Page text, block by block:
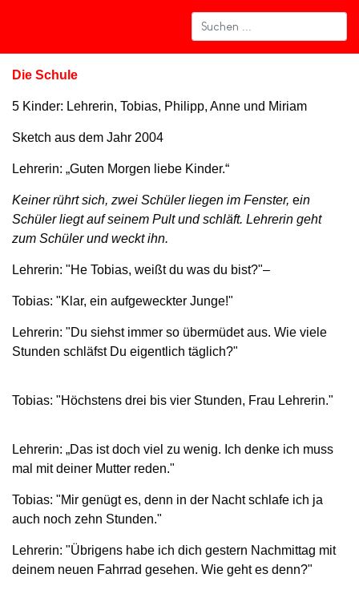
Die Schule
5 Kinder: Lehrerin, Tobias, Philipp, Anne und Miriam
Sketch aus dem Jahr 2004
Lehrerin: „Guten Morgen liebe Kinder.“
Keiner rührt sich, zwei Schüler liegen im Fenster, ein
Schüler liegt auf seinem Pult und schläft. Lehrerin geht
zum Schüler und weckt ihn.
Lehrerin: "He Tobias, weißt du was du bist?"–
Tobias: "Klar, ein aufgeweckter Junge!"
Lehrerin: "Du siehst immer so übermüdet aus. Wie viele
Stunden schläfst Du eigentlich täglich?"
Tobias: "Höchstens drei bis vier Stunden, Frau Lehrerin."
Lehrerin: „Das ist doch viel zu wenig. Ich denke ich muss
mal mit deiner Mutter reden."
Tobias: "Mir genügt es, denn in der Nacht schlafe ich ja
auch noch zehn Stunden."
Lehrerin: "Übrigens habe ich dich gestern Nachmittag mit
deinem neuen Fahrrad gesehen. Wie geht es denn?"